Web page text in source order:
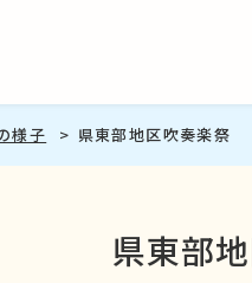
様子 県東部地区吹奏楽祭
県東部